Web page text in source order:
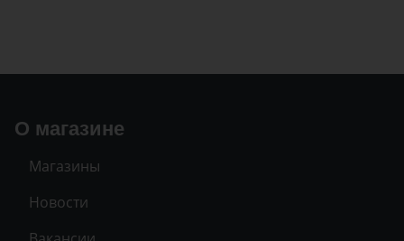
О магазине
Магазины
Новости